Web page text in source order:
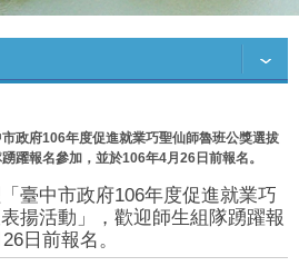
政府106年度促進就業巧聖仙師魯班公獎選拔
躍報名參加，並於106年4月26日前報名。
臺中市政府106年度促進就業巧
揚活動」，歡迎師生組隊踴躍報
日前報名。